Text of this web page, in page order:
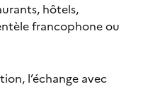
hôtels,
francophone ou
l’échange avec